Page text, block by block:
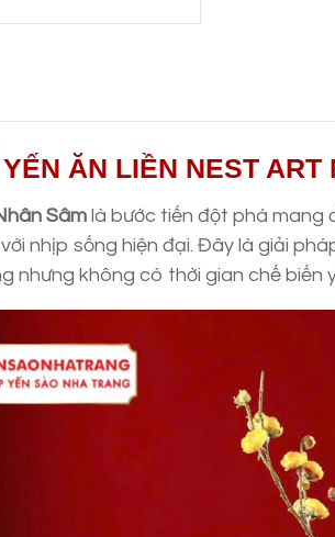
ĂN LIỀN NEST ART
Sâm là bước tiến đột phá mang
nhịp sống hiện đại. Đây là giải
nhưng không có thời gian chế